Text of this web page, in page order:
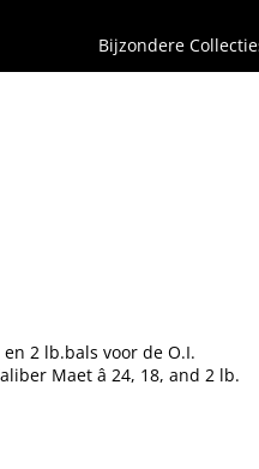
Bijzondere
2 lb.bals voor de O.I.
Maet â 24, 18, and 2 lb.